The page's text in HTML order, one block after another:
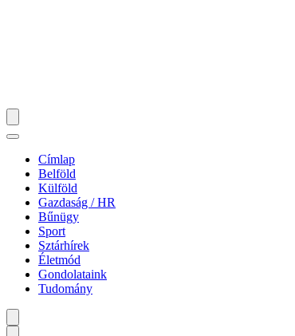
Címlap
Belföld
Külföld
Gazdaság / HR
Bűnügy
Sport
Sztárhírek
Életmód
Gondolataink
Tudomány